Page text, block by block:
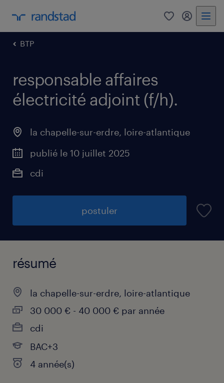
0 mon
BTP
responsable affaires
électricité adjoint (f/h).
la chapelle-sur-erdre, loire-atlantique
publié le 10 juillet 2025
cdi
postuler
résumé
la chapelle-sur-erdre, loire-atlantique
30 000 € - 40 000 € par année
cdi
BAC+3
4 année(s)